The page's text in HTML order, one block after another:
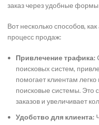
заказ через удобные формы
Вот несколько способов,
процесс продаж:
Привлечение трафика:
поисковых систем,
помогает клиентам
поисковые системы. Это
заказов и увеличивает
Удобство для клиента: